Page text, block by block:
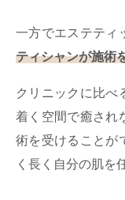
一方でエステティ
ティシャンが施術
クリニックに比べ
着く空間で癒され
術を受けることが
く長く自分の肌を